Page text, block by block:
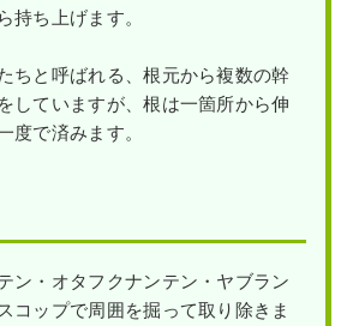
持ち上げます。
ちと呼ばれる、根元から複数の幹
していますが、根は一箇所から伸
度で済みます。
ン・オタフクナンテン・ヤブラン
コップで周囲を掘って取り除きま